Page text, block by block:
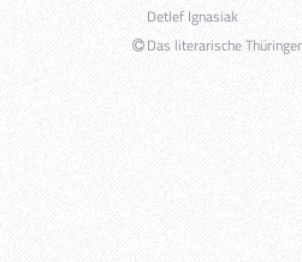
Detlef Ignasiak
Das literarische